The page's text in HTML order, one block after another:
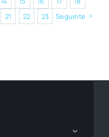
21 22 23 Seguinte